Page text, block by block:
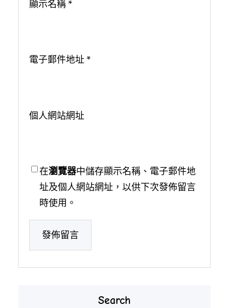
顯示名稱 *
電子郵件地址 *
個人網站網址
在瀏覽器中儲存顯示名稱、電子郵件地
址及個人網站網址，以供下次發佈留言
時使用。
Search